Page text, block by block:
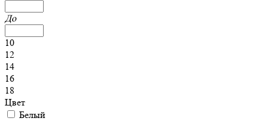
До
10
12
14
16
18
Цвет
Белый